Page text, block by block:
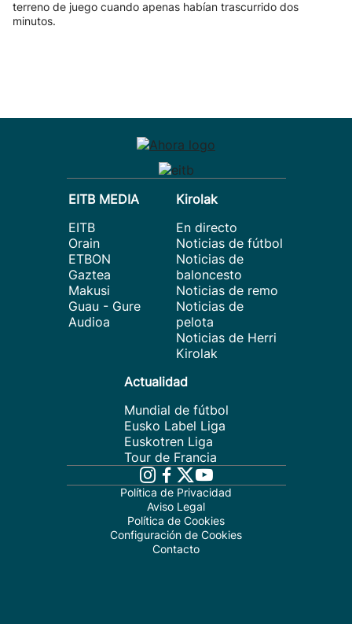
terreno de juego cuando apenas habían trascurrido dos
minutos.
EITB MEDIA
EITB
Orain
ETBON
Gaztea
Makusi
Guau - Gure
Audioa
Kirolak
En directo
Noticias de fútbol
Noticias de
baloncesto
Noticias de remo
Noticias de
pelota
Noticias de Herri
Kirolak
Actualidad
Mundial de fútbol
Eusko Label Liga
Euskotren Liga
Tour de Francia
Política de Privacidad
Aviso Legal
Política de Cookies
Configuración de Cookies
Contacto